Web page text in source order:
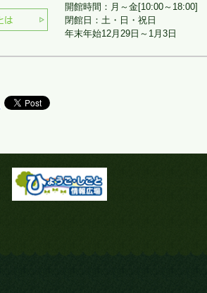
開館時間：月～金[10:00～18:00]
閉館日：土・日・祝日
年末年始12月29日～1月3日